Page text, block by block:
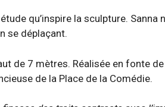
qu’inspire la sculpture.
se déplaçant.
de 7 mètres. Réalisée en fonte
de la Place de la Comédie.